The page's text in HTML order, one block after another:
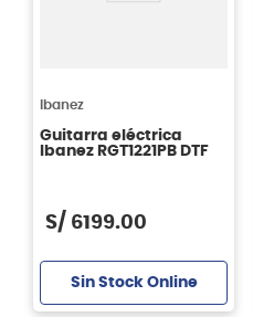
Ibanez
Guitarra eléctrica
Ibanez RGT1221PB DTF
S/ 6199.00
Sin Stock Online